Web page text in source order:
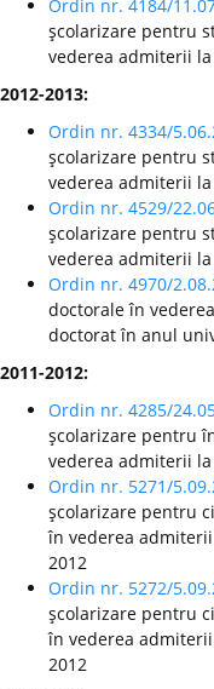
Ordin nr. 4184/
şcolarizare pentru
vederea admiterii
2012-2013:
Ordin nr. 4334/
şcolarizare pentru
vederea admiterii
Ordin nr. 4529/
şcolarizare pentru
vederea admiterii
Ordin nr. 4970/
doctorale în
doctorat în anul
2011-2012:
Ordin nr. 4285/
şcolarizare pentru
vederea admiterii
Ordin nr. 5271/
şcolarizare pentru
în vederea
2012
Ordin nr. 5272/
şcolarizare pentru
în vederea
2012